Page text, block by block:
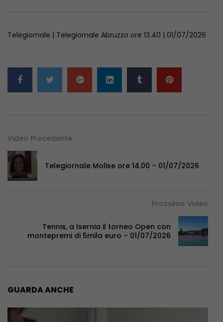
Telegiornale | Telegiornale Abruzzo ore 13.40 | 01/07/2026
Video Precedente
Telegiornale Molise ore 14.00 – 01/07/2026
Prossimo Video
Tennis, a Isernia il torneo Open con
montepremi di 5mila euro – 01/07/2026
GUARDA ANCHE